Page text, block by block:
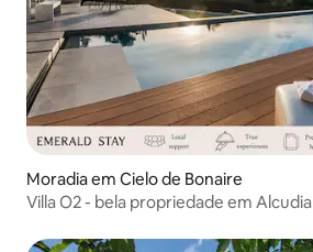
Moradia em Cielo de Bonaire
Villa O2 - bela propriedade em Alcudia